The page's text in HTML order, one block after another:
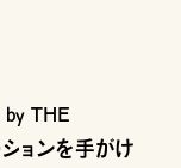
by THE
ョンを手がけ